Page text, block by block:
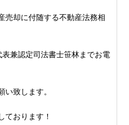
売却に付随する不動産法務相
兼認定司法書士笹林までお電
致します。
ております！